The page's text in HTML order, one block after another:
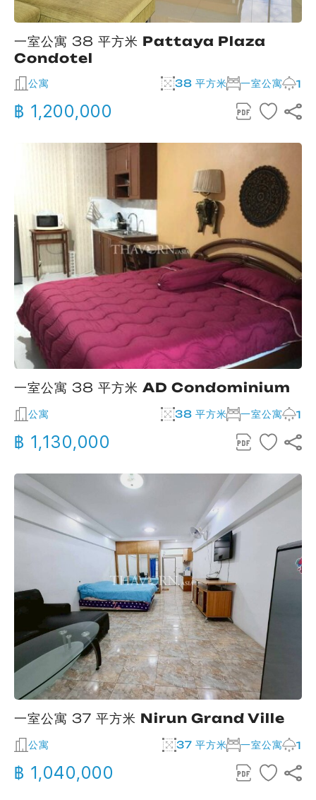
一室公寓 38 平方米 Pattaya Plaza
Condotel
公寓 38 平方米 一室公寓 1
฿ 1,200,000
一室公寓 38 平方米 AD Condominium
公寓 38 平方米 一室公寓 1
฿ 1,130,000
一室公寓 37 平方米 Nirun Grand Ville
公寓 37 平方米 一室公寓 1
฿ 1,040,000